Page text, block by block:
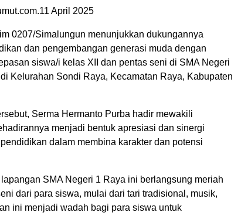
April 2025
0207/Simalungun menunjukkan dukungannya
dan pengembangan generasi muda dengan
siswa/i kelas XII dan pentas seni di SMA Negeri
Kelurahan Sondi Raya, Kecamatan Raya, Kabupaten
Serma Hermanto Purba hadir mewakili
menjadi bentuk apresiasi dan sinergi
dalam membina karakter dan potensi
SMA Negeri 1 Raya ini berlangsung meriah
dari para siswa, mulai dari tari tradisional, musik,
ini menjadi wadah bagi para siswa untuk